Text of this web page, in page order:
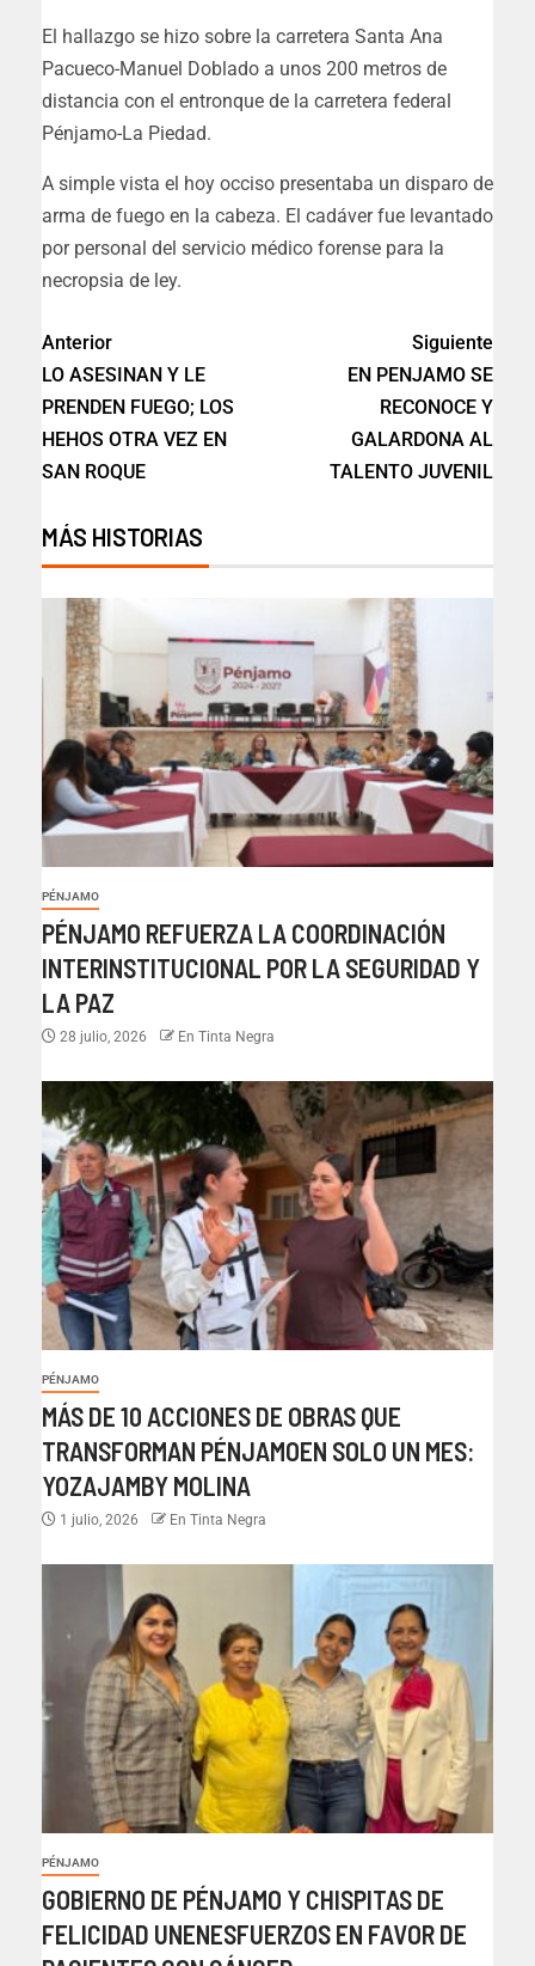
El hallazgo se hizo sobre la carretera Santa Ana
Pacueco-Manuel Doblado a unos 200 metros de
distancia con el entronque de la carretera federal
Pénjamo-La Piedad.
A simple vista el hoy occiso presentaba un disparo de
arma de fuego en la cabeza. El cadáver fue levantado
por personal del servicio médico forense para la
necropsia de ley.
Anterior
LO ASESINAN Y LE
PRENDEN FUEGO; LOS
HEHOS OTRA VEZ EN
SAN ROQUE
Siguiente
EN PENJAMO SE
RECONOCE Y
GALARDONA AL
TALENTO JUVENIL
MÁS HISTORIAS
PÉNJAMO
PÉNJAMO REFUERZA LA COORDINACIÓN
INTERINSTITUCIONAL POR LA SEGURIDAD Y
LA PAZ
28 julio, 2026 En Tinta Negra
PÉNJAMO
MÁS DE 10 ACCIONES DE OBRAS QUE
TRANSFORMAN PÉNJAMOEN SOLO UN MES:
YOZAJAMBY MOLINA
1 julio, 2026 En Tinta Negra
PÉNJAMO
GOBIERNO DE PÉNJAMO Y CHISPITAS DE
FELICIDAD UNENESFUERZOS EN FAVOR DE